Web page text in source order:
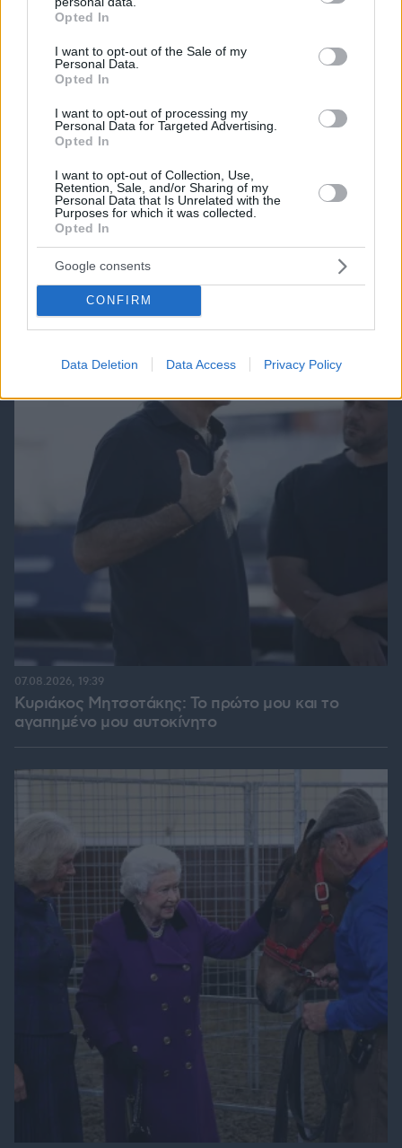
grant or deny consent to Google and its third-party tags to
use your data for below specified purposes in below Google
consent section.
Opted In
I want to opt-out of the Sale of my
Personal Data.
Opted In
I want to opt-out of processing my
Personal Data for Targeted Advertising.
Opted In
I want to opt-out of Collection, Use,
Retention, Sale, and/or Sharing of my
Personal Data that Is Unrelated with the
Purposes for which it was collected.
Opted In
Google consents
CONFIRM
Data Deletion Data Access Privacy Policy
Καρκίνος παχέος εντέρου: Το απλό τεστ που
συνδέθηκε με 50% λιγότερους θανάτους – Το
παράδειγμα της Ισπανίας
07.08.2026, 18:31
Κυριάκος Μητσοτάκης: Το πρώτο μου και το
αγαπημένο μου αυτοκίνητο
07.08.2026, 19:39